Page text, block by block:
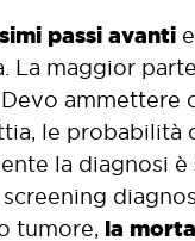
passi avanti
maggior
Devo ammettere
le
la diagnosi
tumore, la